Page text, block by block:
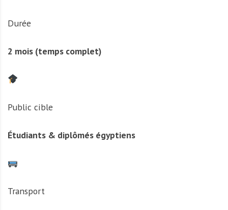
Durée
2 mois (temps complet)
Public cible
Étudiants & diplômés égyptiens
Transport